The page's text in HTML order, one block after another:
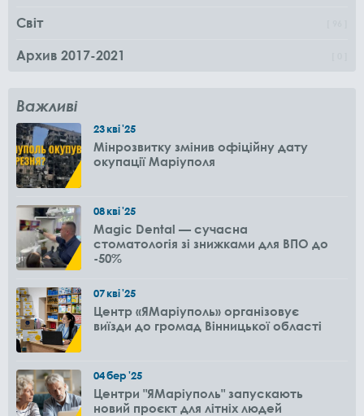
Світ
Архив 2017-2021
Важливі
23кві'25
Мінрозвитку змінив офіційну дату
окупації Маріуполя
08кві'25
Magic Dental — сучасна
стоматологія зі знижками для ВПО до
-50%
07кві'25
Центр «ЯМаріуполь» організовує
виїзди до громад Вінницької області
04бер'25
Центри "ЯМаріуполь" запускають
новий проєкт для літніх людей